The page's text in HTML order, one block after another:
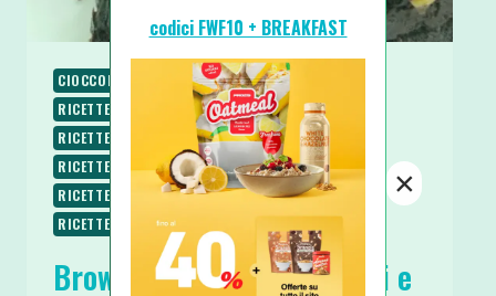
CIOCCOLATO COLAZIONE PALEO
RICETTE DOLCI
RICETTE PROTEICHE
RICETTE SENZA BURRO
RICETTE SENZA GLUTINE
RICETTE SENZA LATTOSIO
RICETTE SENZA UOVA
RICETTE SENZA ZUCCHERO
RICETTE VEGANE
RICETTE VEGETARIANE
Brownies al Cacao Proteici e
codici FWF10 + BREAKFAST
×